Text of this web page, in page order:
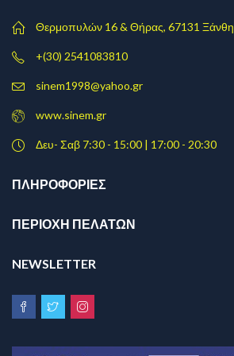
Θερμοπυλών 16 & Θήρας, 67131 Ξάνθη
+(30) 2541083810
sinem1998@yahoo.gr
www.sinem.gr
Δευ- Σαβ 7:30 - 15:00 | 17:00 - 20:30
ΠΛΗΡΟΦΟΡΊΕΣ
ΠΕΡΙΟΧΗ ΠΕΛΑΤΩΝ
NEWSLETTER